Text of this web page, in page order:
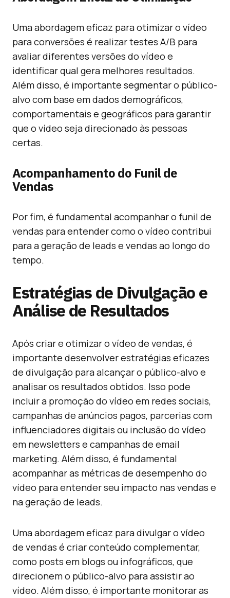
Uma abordagem eficaz para otimizar o vídeo
para conversões é realizar testes A/B para
avaliar diferentes versões do vídeo e
identificar qual gera melhores resultados.
Além disso, é importante segmentar o público-
alvo com base em dados demográficos,
comportamentais e geográficos para garantir
que o vídeo seja direcionado às pessoas
certas.
Acompanhamento do Funil de
Vendas
Por fim, é fundamental acompanhar o funil de
vendas para entender como o vídeo contribui
para a geração de leads e vendas ao longo do
tempo.
Estratégias de Divulgação e
Análise de Resultados
Após criar e otimizar o vídeo de vendas, é
importante desenvolver estratégias eficazes
de divulgação para alcançar o público-alvo e
analisar os resultados obtidos. Isso pode
incluir a promoção do vídeo em redes sociais,
campanhas de anúncios pagos, parcerias com
influenciadores digitais ou inclusão do vídeo
em newsletters e campanhas de email
marketing. Além disso, é fundamental
acompanhar as métricas de desempenho do
vídeo para entender seu impacto nas vendas e
na geração de leads.
Uma abordagem eficaz para divulgar o vídeo
de vendas é criar conteúdo complementar,
como posts em blogs ou infográficos, que
direcionem o público-alvo para assistir ao
vídeo. Além disso, é importante monitorar as